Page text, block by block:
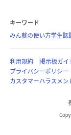
キーワード
みん就の使い方学生認
利用規約 掲示板ガイ
プライバシーポリシー
カスタマーハラスメン